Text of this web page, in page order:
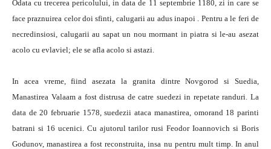
Odata cu trecerea pericolului, in data de 11 septembrie 1180, zi in care se
face praznuirea celor doi sfinti, calugarii au adus inapoi . Pentru a le feri de
necredinsiosi, calugarii au sapat un nou mormant in piatra si le-au asezat
acolo cu evlaviel; ele se afla acolo si astazi.
In acea vreme, fiind asezata la granita dintre Novgorod si Suedia,
Manastirea Valaam a fost distrusa de catre suedezi in repetate randuri. La
data de 20 februarie 1578, suedezii ataca manastirea, omorand 18 parinti
batrani si 16 ucenici. Cu ajutorul tarilor rusi Feodor Ioannovich si Boris
Godunov, manastirea a fost reconstruita, insa nu pentru mult timp. In anul